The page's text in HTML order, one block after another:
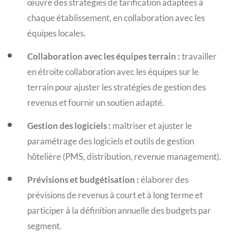
œuvre des stratégies de tarification adaptées à
chaque établissement, en collaboration avec les
équipes locales.
Collaboration avec les équipes terrain :travailler
en étroite collaboration avec les équipes sur le
terrain pour ajuster les stratégies de gestion des
revenus et fournir un soutien adapté.
Gestion des logiciels : maîtriser et ajuster le
paramétrage des logiciels et outils de gestion
hôtelière (PMS, distribution, revenue management).
Prévisions et budgétisation :élaborer des
prévisions de revenus à court et à long terme et
participer à la définition annuelle des budgets par
segment.